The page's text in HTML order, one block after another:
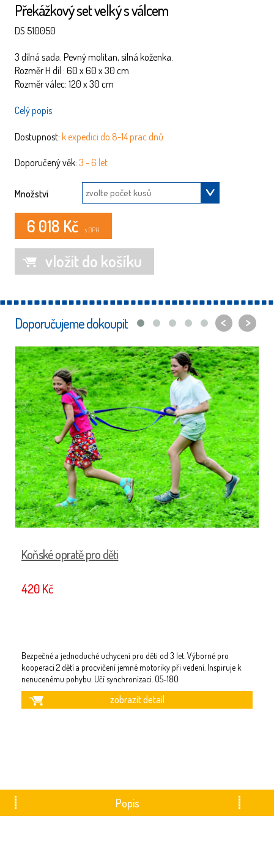
VÝROBEK
Překážkový set velký s válcem
DS 510050
3 dílná sada. Pevný molitan, silná koženka.
Rozměr H díl : 60 x 60 x 30 cm
Rozměr válec: 120 x 30 cm
Celý popis
Dostupnost: k expedici do 8-14 prac dnů
Doporučený věk: 3 - 6 let
Množství
6 018 Kč s DPH
vložit do košíku
Doporučujeme dokoupit
Koňské opratě pro děti
420 Kč
Bezpečné a jednoduché uchycení pro děti od 3 let. Výborné pro
kooperaci 2 dětí a procvičení jemné motoriky při vedení. Inspiruje k
nenucenému pohybu. Učí synchronizaci. 05-180
zobrazit detail
< >
Popis